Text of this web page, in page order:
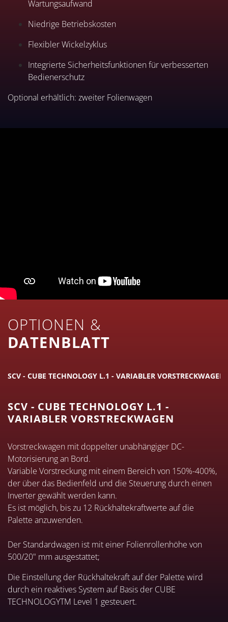
Wartungsaufwand
Niedrige Betriebskosten
Flexibler Wickelzyklus
Integrierte Sicherheitsfunktionen für verbesserten
Bedienerschutz
Optional erhältlich: zweiter Folienwagen
OPTIONEN &
DATENBLATT
SCV - CUBE TECHNOLOGY L.1 - VARIABLER VORSTRECKWAGEN
SCV - CUBE TECHNOLOGY L.1 -
VARIABLER VORSTRECKWAGEN
Vorstreckwagen mit doppelter unabhängiger DC-
Motorisierung an Bord.
Variable Vorstreckung mit einem Bereich von 150%-400%,
der über das Bedienfeld und die Steuerung durch einen
Inverter gewählt werden kann.
Es ist möglich, bis zu 12 Rückhaltekraftwerte auf die
Palette anzuwenden.
Der Standardwagen ist mit einer Folienrollenhöhe von
500/20" mm ausgestattet;
Die Einstellung der Rückhaltekraft auf der Palette wird
durch ein reaktives System auf Basis der CUBE
TECHNOLOGYTM Level 1 gesteuert.